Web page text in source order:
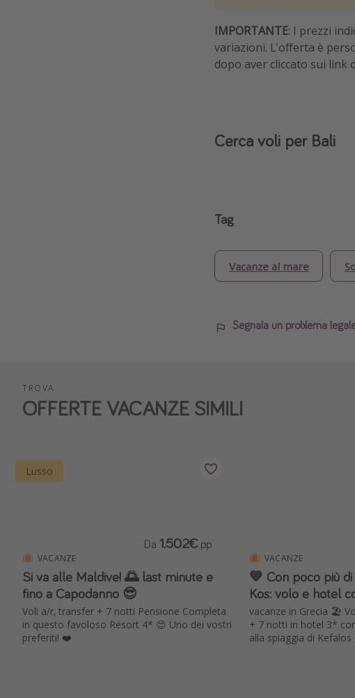
IMPORTANTE: I prezzi
variazioni. L'offerta è
dopo aver cliccato sui link
Cerca voli per Bali
Tag
Vacanze al mare
Segnala un problema
TROVA
OFFERTE VACANZE SIMILI
Lusso
VACANZE
Si va alle Maldive! 🌅 last minute e
fino a Capodanno 😎
Voli a/r, transfer + 7 notti Pensione Completa
in questo favoloso Resort 4* 😍 Uno dei vostri
preferiti! ❤️
Da 1.502€ pp
VACANZE
💙 Con poco più
Kos: volo e hotel
vacanze in Grecia 🏖️
+ 7 notti in hotel 3*
alla spiaggia di Kefalos